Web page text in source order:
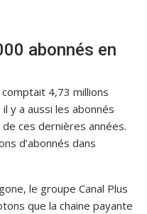
abonnés en
4,73 millions
y a aussi les abonnés
ces dernières années.
d’abonnés dans
le groupe Canal Plus
que la chaine payante